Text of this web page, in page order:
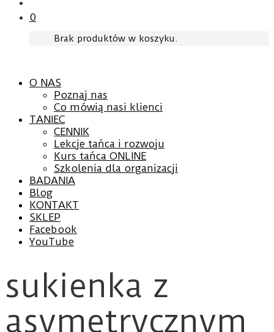
0
Brak produktów w koszyku.
O NAS
Poznaj nas
Co mówią nasi klienci
TANIEC
CENNIK
Lekcje tańca i rozwoju
Kurs tańca ONLINE
Szkolenia dla organizacji
BADANIA
Blog
KONTAKT
SKLEP
Facebook
YouTube
sukienka z
asymetrycznym